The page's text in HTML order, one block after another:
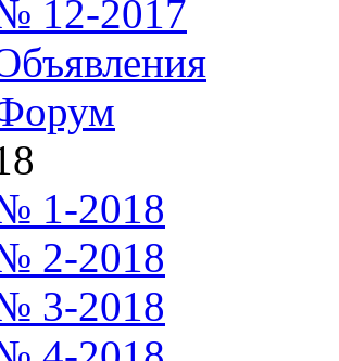
12-2017
1-2018
2-2018
3-2018